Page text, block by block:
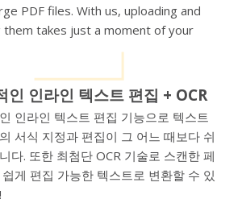
PDF files. With us, uploading and
them takes just a moment of your
인 인라인 텍스트 편집 + OCR
인라인 텍스트 편집 기능으로 텍스트
서식 지정과 편집이 그 어느 때보다 쉬
다. 또한 최첨단 OCR 기술로 스캔한 페
게 편집 가능한 텍스트로 변환할 수 있